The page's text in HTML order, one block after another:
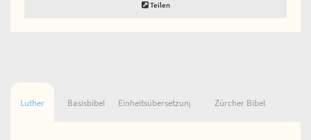
Teilen
Luther Basisbibel Einheitsübersetzung Zürcher Bibel